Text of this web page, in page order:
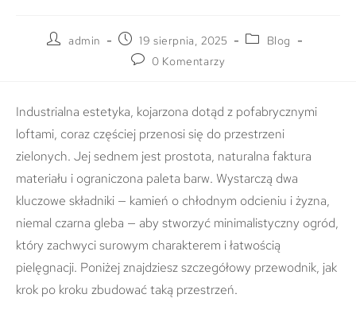
admin 19 sierpnia, 2025
Blog
0 Komentarzy
Industrialna estetyka, kojarzona dotąd z pofabrycznymi
loftami, coraz częściej przenosi się do przestrzeni
zielonych. Jej sednem jest prostota, naturalna faktura
materiału i ograniczona paleta barw. Wystarczą dwa
kluczowe składniki — kamień o chłodnym odcieniu i żyzna,
niemal czarna gleba — aby stworzyć minimalistyczny ogród,
który zachwyci surowym charakterem i łatwością
pielęgnacji. Poniżej znajdziesz szczegółowy przewodnik, jak
krok po kroku zbudować taką przestrzeń.